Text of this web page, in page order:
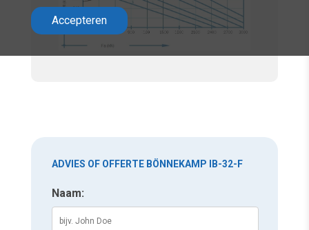
ADVIES OF OFFERTE BÖNNEKAMP IB-32-F
Naam:
Accepteren